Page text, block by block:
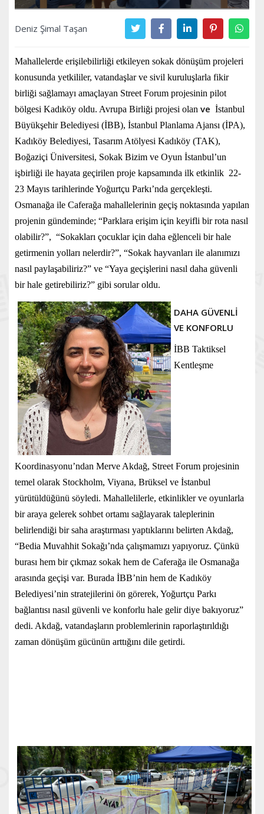
Deniz Şimal Taşan
Mahallelerde erişilebilirliği etkileyen sokak dönüşüm projeleri
konusunda yetkililer, vatandaşlar ve sivil kuruluşlarla fikir
birliği sağlamayı amaçlayan Street Forum projesinin pilot
bölgesi Kadıköy oldu. Avrupa Birliği projesi olan ve İstanbul
Büyükşehir Belediyesi (İBB), İstanbul Planlama Ajansı (İPA),
Kadıköy Belediyesi, Tasarım Atölyesi Kadıköy (TAK),
Boğaziçi Üniversitesi, Sokak Bizim ve Oyun İstanbul’un
işbirliği ile hayata geçirilen proje kapsamında ilk etkinlik 22-
23 Mayıs tarihlerinde Yoğurtçu Parkı’nda gerçekleşti.
Osmanağa ile Caferağa mahallelerinin geçiş noktasında yapılan
projenin gündeminde; “Parklara erişim için keyifli bir rota nasıl
olabilir?”, “Sokakları çocuklar için daha eğlenceli bir hale
getirmenin yolları nelerdir?”, “Sokak hayvanları ile alanımızı
nasıl paylaşabiliriz?” ve “Yaya geçişlerini nasıl daha güvenli
bir hale getirebiliriz?” gibi sorular oldu.
DAHA GÜVENLİ
VE KONFORLU
İBB Taktiksel
Kentleşme
Koordinasyonu’ndan Merve Akdağ, Street Forum projesinin
temel olarak Stockholm, Viyana, Brüksel ve İstanbul
yürütüldüğünü söyledi. Mahallelilerle, etkinlikler ve oyunlarla
bir araya gelerek sohbet ortamı sağlayarak taleplerinin
belirlendiği bir saha araştırması yaptıklarını belirten Akdağ,
“Bedia Muvahhit Sokağı’nda çalışmamızı yapıyoruz. Çünkü
burası hem bir çıkmaz sokak hem de Caferağa ile Osmanağa
arasında geçişi var. Burada İBB’nin hem de Kadıköy
Belediyesi’nin stratejilerini ön görerek, Yoğurtçu Parkı
bağlantısı nasıl güvenli ve konforlu hale gelir diye bakıyoruz”
dedi. Akdağ, vatandaşların problemlerinin raporlaştırıldığı
zaman dönüşüm gücünün arttığını dile getirdi.